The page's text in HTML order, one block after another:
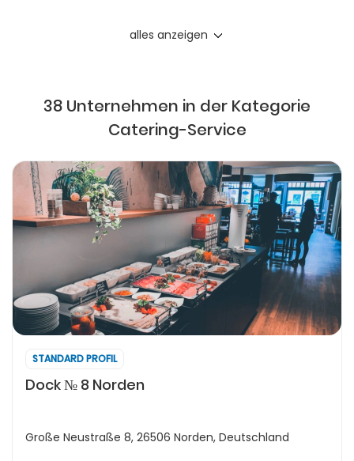
alles anzeigen
38 Unternehmen in der Kategorie
Catering-Service
STANDARD PROFIL
Dock № 8 Norden
Große Neustraße 8, 26506 Norden, Deutschland